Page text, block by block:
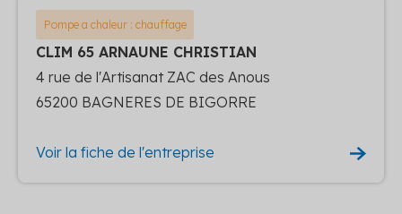
Pompe a chaleur : chauffage
CLIM 65 ARNAUNE CHRISTIAN
4 rue de l'Artisanat ZAC des Anous
65200 BAGNERES DE BIGORRE
Voir la fiche de l'entreprise